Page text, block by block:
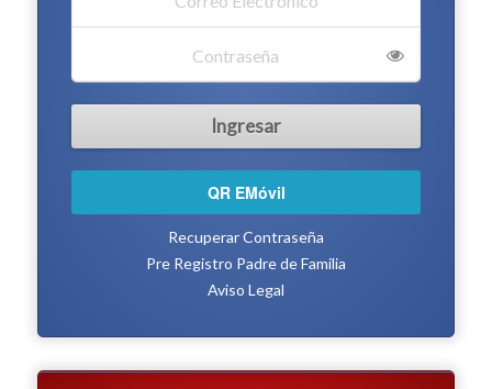
Ingresar
QR EMóvil
Recuperar Contraseña
Pre Registro Padre de Familia
Aviso Legal